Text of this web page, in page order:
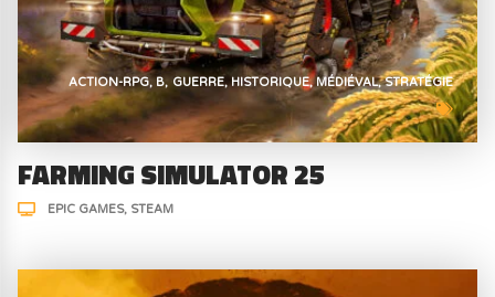
ACTION-RPG B GUERRE HISTORIQUE MÉDIÉVAL STRATÉGIE
FARMING SIMULATOR 25
EPIC GAMES STEAM